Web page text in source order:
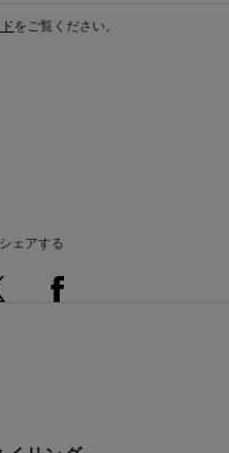
をご覧ください。
ェアする